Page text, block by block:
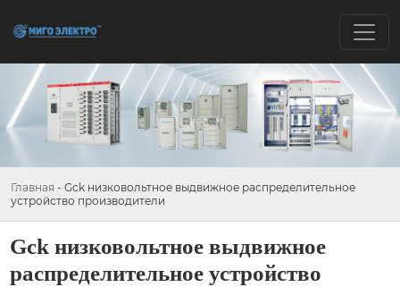
Главная - Gck низковольтное выдвижное распределительное
устройство производители
Gck низковольтное выдвижное
распределительное устройство